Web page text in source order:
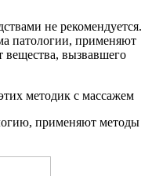
не рекомендуется.
патологии, применяют
вещества, вызвавшего
применяют методы